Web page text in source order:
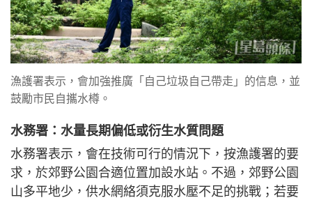
漁護署表示，會加強推廣「自己垃圾自己帶走」的信息，並
鼓勵市民自攜水樽。
水務署：水量長期偏低或衍生水質問題
水務署表示，會在技術可行的情況下，按漁護署的要
求，於郊野公園合適位置加設水站。不過，郊野公園
山多平地少，供水網絡須克服水壓不足的挑戰；若要